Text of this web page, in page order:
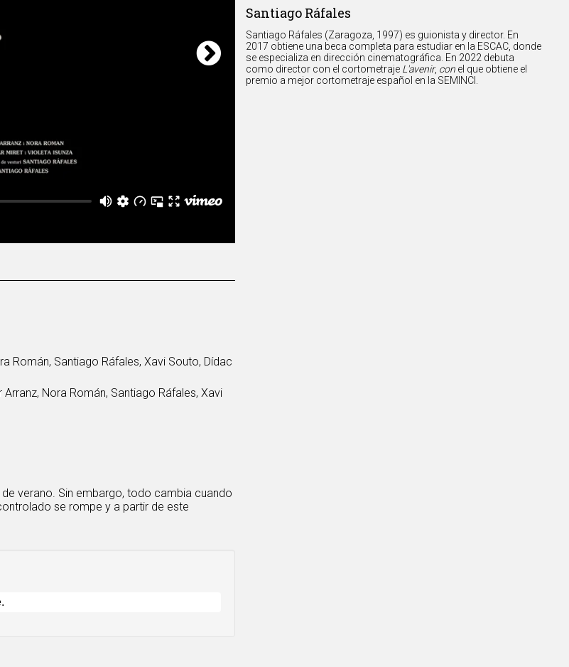
Román, Santiago Ráfales, Xavi Souto, Dídac
Nora Román, Santiago Ráfales, Xavi
verano. Sin embargo, todo cambia cuando
se rompe y a partir de este
Santiago Ráfales
Santiago Ráfales (Zaragoza, 1997) es guionista y director. En
2017 obtiene una beca completa para estudiar en la ESCAC, donde
se especializa en dirección cinematográfica. En 2022 debuta
como director con el cortometraje L'avenir, conel que obtiene el
premio a mejor cortometraje español en la SEMINCI.